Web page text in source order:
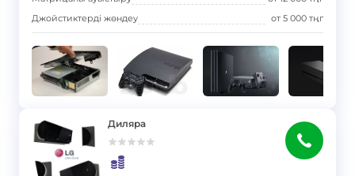
Джойстиктерді жөндеу
от5 000 тңг
Диляра